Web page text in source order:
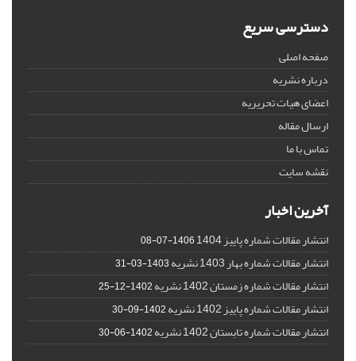
دسترسی سریع
صفحه اصلی
درباره نشریه
اعضای هیات تحریریه
ارسال مقاله
تماس با ما
نقشه سایت
آخرین اخبار
انتشار مقالات شماره پاییز 1404 1406-07-08
انتشار مقالات شماره بهار 1403 نشریه 1403-03-31
انتشار مقالات شماره زمستان 1402 نشریه 1402-12-25
انتشار مقالات شماره پاییز 1402 نشریه 1402-09-30
انتشار مقالات شماره تابستان 1402 نشریه 1402-06-30